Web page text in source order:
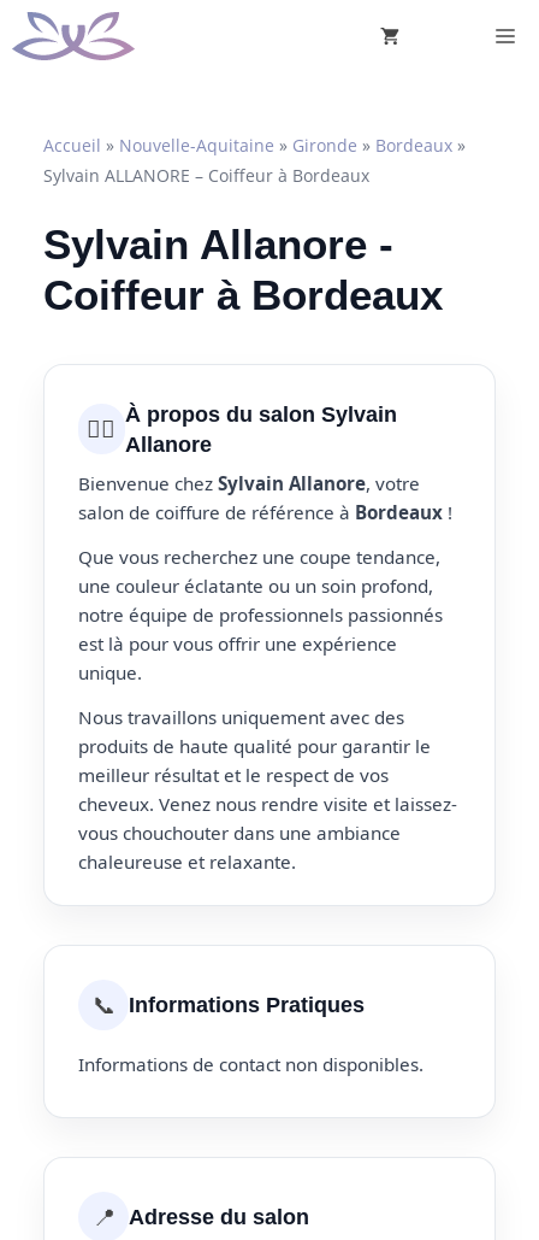
Aller
au
Accueil » Nouvelle-Aquitaine » Gironde » Bordeaux »
Sylvain ALLANORE – Coiffeur à Bordeaux
Sylvain Allanore -
Coiffeur à Bordeaux
💇‍♀️ À propos du salon Sylvain
Allanore
Bienvenue chez Sylvain Allanore, votre
salon de coiffure de référence à Bordeaux !
Que vous recherchez une coupe tendance,
une couleur éclatante ou un soin profond,
notre équipe de professionnels passionnés
est là pour vous offrir une expérience
unique.
Nous travaillons uniquement avec des
produits de haute qualité pour garantir le
meilleur résultat et le respect de vos
cheveux. Venez nous rendre visite et laissez-
vous chouchouter dans une ambiance
chaleureuse et relaxante.
📞 Informations Pratiques
Informations de contact non disponibles.
📍 Adresse du salon